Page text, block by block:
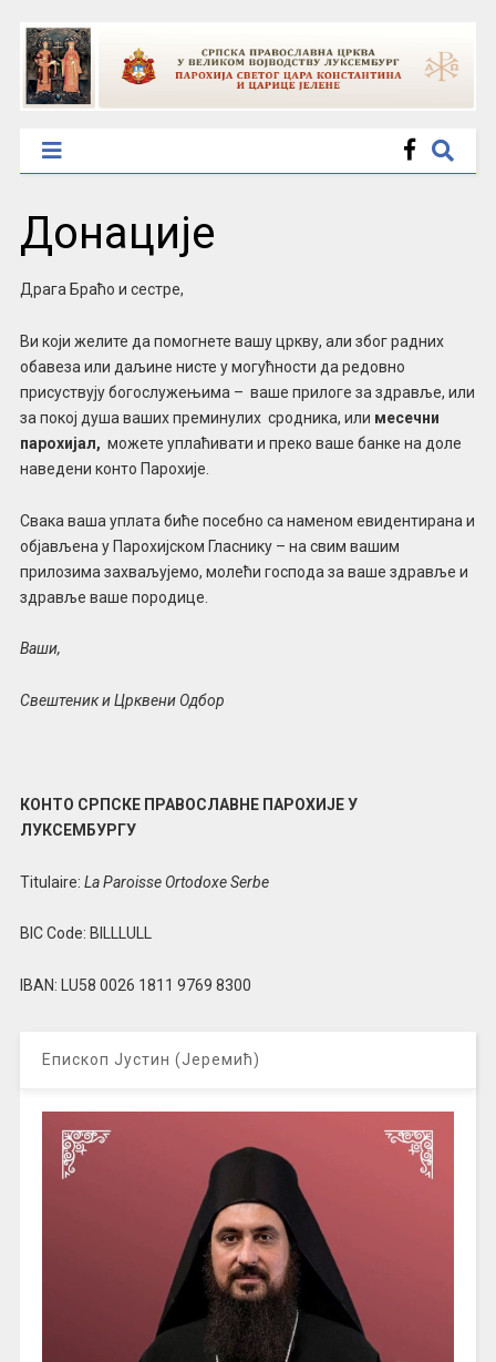
Донације
Драга Браћо и сестре,
Ви који желите да помогнете вашу цркву, али због радних
обавеза или даљине нисте у могућности да редовно
присуствују богослужењима – ваше прилоге за здравље, или
за покој душа ваших преминулих сродника, или месечни
парохијал, можете уплаћивати и преко ваше банке на доле
наведени конто Парохије.
Свака ваша уплата биће посебно са наменом евидентирана и
објављена у Парохијском Гласнику – на свим вашим
прилозима захваљујемо, молећи господа за ваше здравље и
здравље ваше породице.
Ваши,
Свештеник и Црквени Одбор
КОНТО СРПСКЕ ПРАВОСЛАВНЕ ПАРОХИЈЕ У
ЛУКСЕМБУРГУ
Titulaire: La Paroisse Ortodoxe Serbe
BIC Code: BILLLULL
IBAN: LU58 0026 1811 9769 8300
Епископ Јустин (Јеремић)